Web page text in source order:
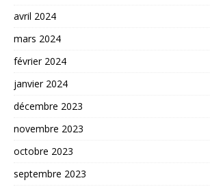
avril 2024
mars 2024
février 2024
janvier 2024
décembre 2023
novembre 2023
octobre 2023
septembre 2023